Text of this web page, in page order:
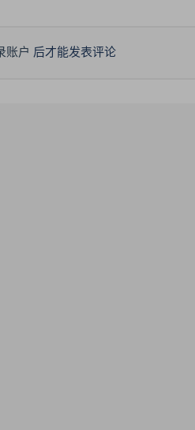
账户 后才能发表评论